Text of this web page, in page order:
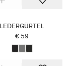
LEDERGÜRTEL
€ 59